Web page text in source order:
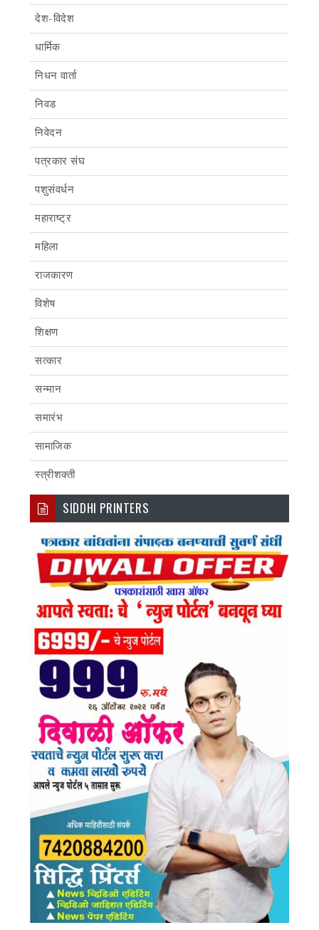
देश-विदेश
धार्मिक
निधन वार्ता
निवड
निवेदन
पत्रकार संघ
पशुसंवर्धन
महाराष्ट्र
महिला
राजकारण
विशेष
शिक्षण
सत्कार
सन्मान
समारंभ
सामाजिक
स्त्रीशक्ती
SIDDHI PRINTERS